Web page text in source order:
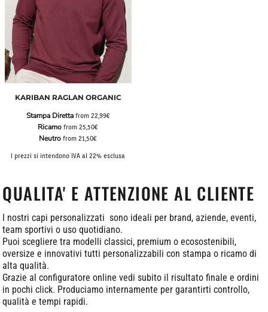
KARIBAN RAGLAN ORGANIC
Stampa Direttafrom 22,99€
Ricamo from25,50€
Neutro from21,50€
I prezzi si intendono IVA al 22% esclusa
QUALITA' E ATTENZIONE AL CLIENTE
I nostri capi personalizzati sono ideali per brand, aziende, eventi,
team sportivi o uso quotidiano.
Puoi scegliere tra modelli classici, premium o ecosostenibili,
oversize e innovativi tutti personalizzabili con stampa o ricamo di
alta qualità.
Grazie al configuratore online vedi subito il risultato finale e ordini
in pochi click. Produciamo internamente per garantirti controllo,
qualità e tempi rapidi.